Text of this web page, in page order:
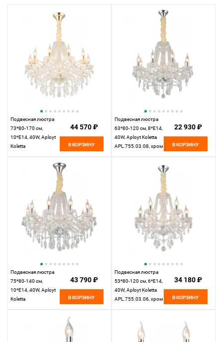
Подвесная люстра
73*80-170 см,
10*E14, 40W, Aployt
Koletta
44 570 ₽
В КОРЗИНУ
Подвесная люстра
63*80-120 см, 8*E14,
40W, Aployt Koletta
APL.755.03.08, хром
22 930 ₽
В КОРЗИНУ
Подвесная люстра
75*80-140 см,
10*E14, 40W, Aployt
Koletta
43 790 ₽
В КОРЗИНУ
Подвесная люстра
53*80-120 см, 6*E14,
40W, Aployt Koletta
APL.755.03.06, хром
34 180 ₽
В КОРЗИНУ